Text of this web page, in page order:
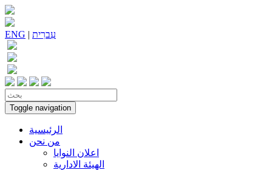
ENG | עִברִית
Toggle navigation
الرئيسية
من نحن
اعلان النوايا
الهيئة الادارية